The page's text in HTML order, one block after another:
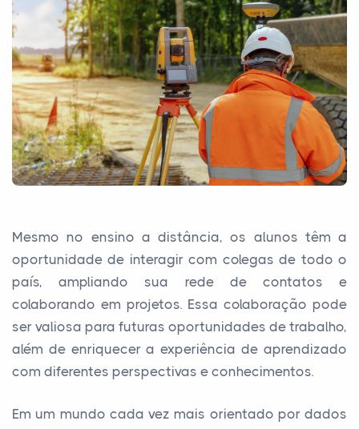
Mesmo no ensino a distância, os alunos têm a
oportunidade de interagir com colegas de todo o
país, ampliando sua rede de contatos e
colaborando em projetos. Essa colaboração pode
ser valiosa para futuras oportunidades de trabalho,
além de enriquecer a experiência de aprendizado
com diferentes perspectivas e conhecimentos.
Em um mundo cada vez mais orientado por dados